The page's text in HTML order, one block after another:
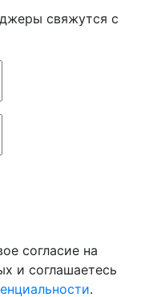
свяжутся с
согласие на
и соглашаетесь
.